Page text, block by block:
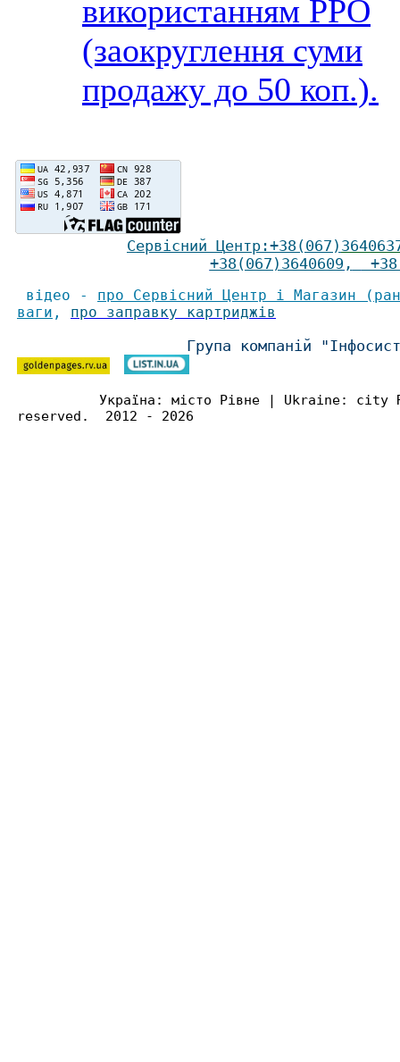
використанням РРО
(заокруглення суми
продажу до 50 коп.).
Сервісний Центр :+38(067)
+38(067)3640609 ,
відео - про Сервісний Центр і Магазин
ваги , про заправку картриджів
Група компаній
Україна: місто Рівне | Ukraine:
reserved. 2012 - 2026